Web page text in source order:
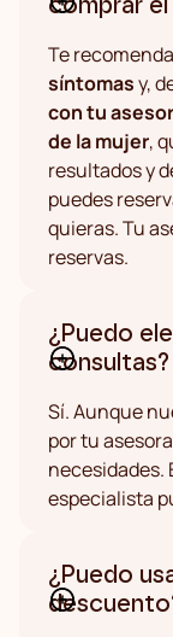
comprar el
Te
síntomasy,
con tu
de la mujer,
resultados y
puedes
quieras. Tu
reservas.
¿Puedo
consultas?
Sí. Aunque
por tu
necesidades.
especialista
¿Puedo